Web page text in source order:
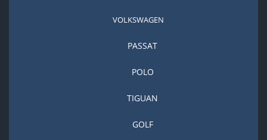
VOLKSWAGEN
PASSAT
POLO
TIGUAN
GOLF